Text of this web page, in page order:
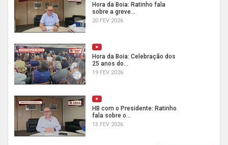
Hora da Boia: Ratinho fala
sobre a greve...
20 FEV 2026
Hora da Boia: Celebração dos
25 anos do...
19 FEV 2026
HB com o Presidente: Ratinho
fala sobre o...
13 FEV 2026